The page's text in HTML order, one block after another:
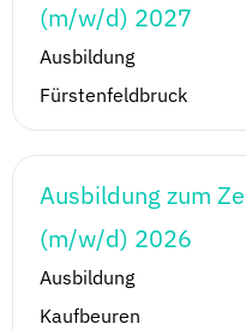
(m/w/d) 2027
Ausbildung
Fürstenfeldbruck
Ausbildung zum
(m/w/d) 2026
Ausbildung
Kaufbeuren